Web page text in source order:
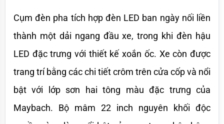
Cụm đèn pha tích hợp đèn LED ban ngày nối liền
thành một dải ngang đầu xe, trong khi đèn hậu
LED đặc trưng với thiết kế xoắn ốc. Xe còn được
trang trí bằng các chi tiết crôm trên cửa cốp và nổi
bật với lớp sơn hai tông màu đặc trưng của
Maybach. Bộ mâm 22 inch nguyên khối độc